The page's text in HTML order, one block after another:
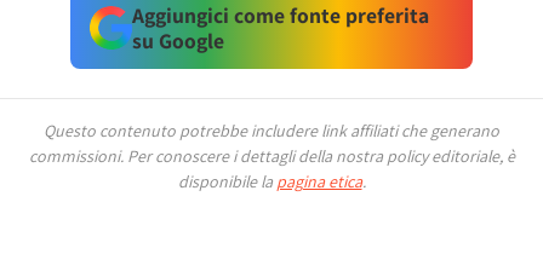
Aggiungici come fonte preferita
su Google
Questo contenuto potrebbe includere link affiliati che generano
commissioni. Per conoscere i dettagli della nostra policy editoriale, è
disponibile la pagina etica.